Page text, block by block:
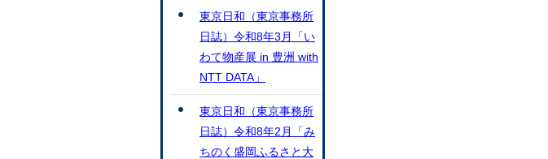
東京日和（東京事務所
日誌）令和8年3月「い
わて物産展 in 豊洲 with
NTT DATA」
東京日和（東京事務所
日誌）令和8年2月「み
ちのく盛岡ふるさと大